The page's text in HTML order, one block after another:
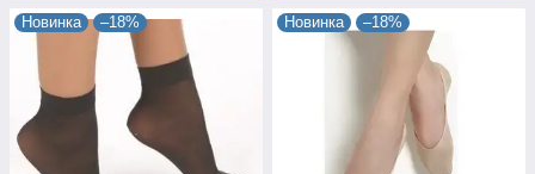
Новинка –18% Новинка –18%